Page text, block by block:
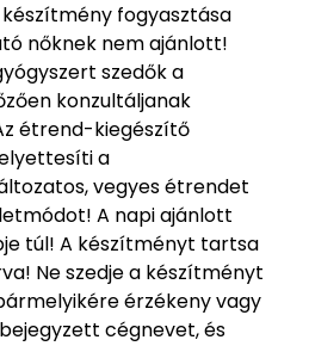
készítmény fogyasztása
nőknek nem ajánlott!
szedők a
konzultáljanak
étrend-kiegészítő
a
vegyes étrendet
A napi ajánlott
túl! A készítményt tartsa
Ne szedje a készítményt
érzékeny vagy
bejegyzett cégnevet, és